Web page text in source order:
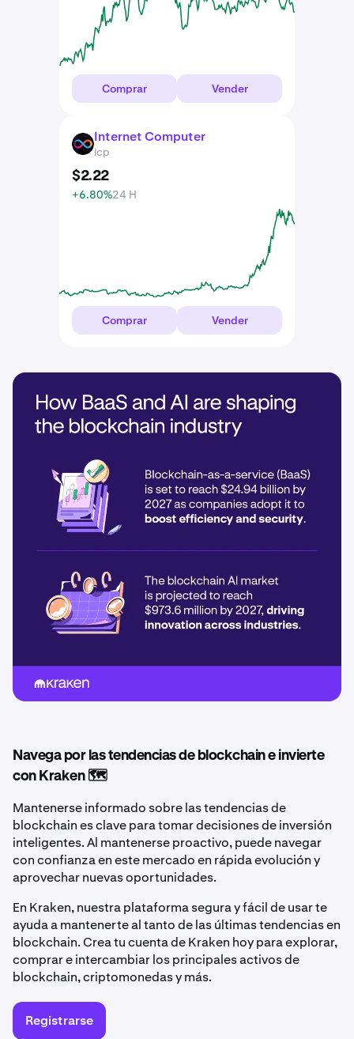
Comprar Vender
ICP Internet Computer
icp
$2.22
+6.80%24 H
Comprar Vender
Navega por las tendencias de blockchain e invierte
con Kraken 🗺️
Mantenerse informado sobre las tendencias de
blockchain es clave para tomar decisiones de inversión
inteligentes. Al mantenerse proactivo, puede navegar
con confianza en este mercado en rápida evolución y
aprovechar nuevas oportunidades.
En Kraken, nuestra plataforma segura y fácil de usar te
ayuda a mantenerte al tanto de las últimas tendencias en
blockchain. Crea tu cuenta de Kraken hoy para explorar,
comprar e intercambiar los principales activos de
blockchain, criptomonedas y más.
Registrarse